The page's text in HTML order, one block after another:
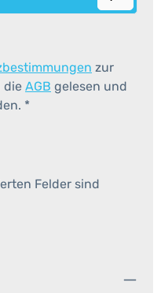
zur
die AGB gelesen und
*
Felder sind